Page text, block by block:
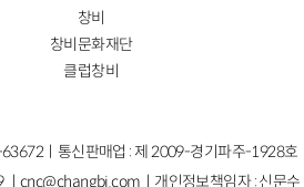
창비
창비문화재단
클럽창비
ㅣ통신판매업 : 제 2009-경기파주-1928호
ㅣcnc@changbi.com ㅣ개인정보책임자 : 신문수